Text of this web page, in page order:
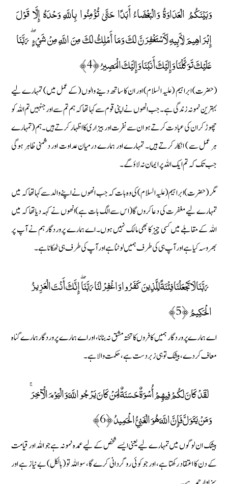
وَبَيْنَكُمُ الْعَدَاوَةُ وَالْبَغْضَاءُ أَبَدًا حَتَّىٰ تُؤْمِنُوا بِاللَّهِ وَحْدَهُ إِلَّا قَوْلَ
إِبْرَاهِيمَ لِأَبِيهِ لَأَسْتَغْفِرَنَّ لَكَ وَمَا أَمْلِكُ لَكَ مِنَ اللَّهِ مِنْ شَيْءٍ ۖ رَبَّنَا
عَلَيْكَ تَوَكَّلْنَا وَإِلَيْكَ أَنَبْنَا وَإِلَيْكَ الْمَصِيرُ ﴿4﴾
(حضرت) ابراہیم (علیہ السلام) اور ان کا ساتھ دینے والوں ( کے عمل میں) تمہارے لیے
بہترین نمونہ زندگی ہے۔ جب انھوں نے اپنی قوم سے کہا تھا کہ ہم تم سے اور جنہیں تم اللہ کو
چھوڑ کر ان کی عبادت کرتے ہو ان سے نفرت اور بیزاری کا اظہار کرتے ہیں۔ ہم (تمہارے
ہر عمل سے ) انکار کرتے ہیں۔ تمہارے اور ہمارے درمیان عداوت اور دشمنی ظاہر ہوگی
جب تک کہ تم ایک اللہ پر ایمان نہ لاؤ گے۔
مگر (حضرت) ابراہیم (علیہ السلام) کی وہ بات کہ جب انھوں نے اپنے والد سے کہا تھا کہ میں
تمہارے لیے مغفرت کی دعا کروں گا (اس سے الگ بات ہے) انھوں نے کہہ دیا تھا کہ میں
اللہ کے مقابلے میں کسی چیز کا بھی مالک نہیں ہوں۔ اے ہمارے پروردگار ہم نے آپ پر
بھروسہ کیا ہے اور آپ ہی کی طرف ہمیں لوٹنا ہے اور آپ کی طرف ہی ٹھکانا ہے۔
رَبَّنَا لَا تَجْعَلْنَا فِتْنَةً لِلَّذِينَ كَفَرُوا وَاغْفِرْ لَنَا رَبَّنَا ۖ إِنَّكَ أَنْتَ الْعَزِيزُ
الْحَكِيمُ ﴿5﴾
اے ہمارے پروردگار ہمیں کافروں کا تختہ مشق نہ بنانا، اور اے ہمارے پروردگار ہمارے گناہ
معاف کردے، بیشک تو ہی زبردست ہے، حکمت والا ہے۔
لَقَدْ كَانَ لَكُمْ فِيهِمْ أُسْوَةٌ حَسَنَةٌ لِمَنْ كَانَ يَرْجُو اللَّهَ وَالْيَوْمَ الْآخِرَ ۚ
وَمَنْ يَتَوَلَّ فَإِنَّ اللَّهَ هُوَ الْغَنِيُّ الْحَمِيدُ ﴿6﴾
بیشک ان لوگوں میں تمہارے لیے یعنی ایسے شخص کے لیے عمدہ نمونہ ہے جو اللہ اور قیامت
کے دن کا اعتقاد رکھتا ہے، اور جو کوئی روگردانی کرے گا، سو اللہ تو (بالکل) بےنیاز ہے اور